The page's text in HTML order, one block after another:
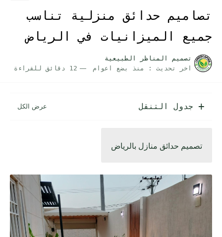
تصاميم حدائق منزلية تناسب
جميع الميزانيات في الرياض
تصميم المناظر الطبيعية
اخر تحديث :
منذ بضع اعوام 12 دقائق للقراءة
جدول التنقل
تصميم حدائق منازل بالرياض